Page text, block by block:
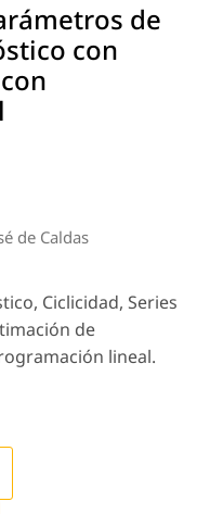
de
con
de Caldas
Ciclicidad, Series
de
lineal.